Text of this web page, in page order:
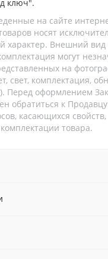
ключ".
на сайте
носят
характер. Внешний вид
могут
на
свет, комплектация,
Перед оформлением
обратиться к
касающихся свойств,
товара.